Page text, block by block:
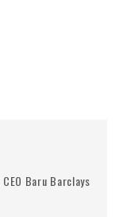
Baru Barclays